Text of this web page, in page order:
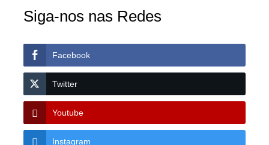
Siga-nos nas Redes
Facebook
Twitter
Youtube
Instagram